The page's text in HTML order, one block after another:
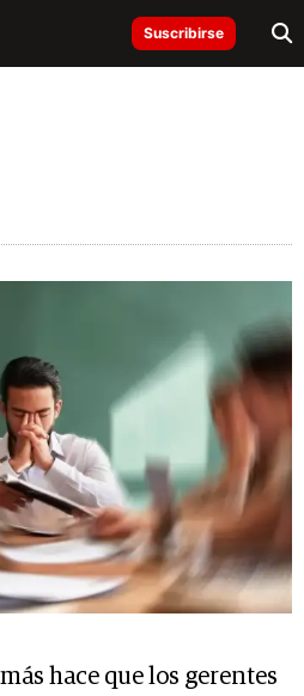
Suscribirse
hace que los gerentes